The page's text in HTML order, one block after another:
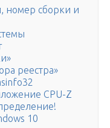
номер сборки и
реестра»
CPU-Z
10